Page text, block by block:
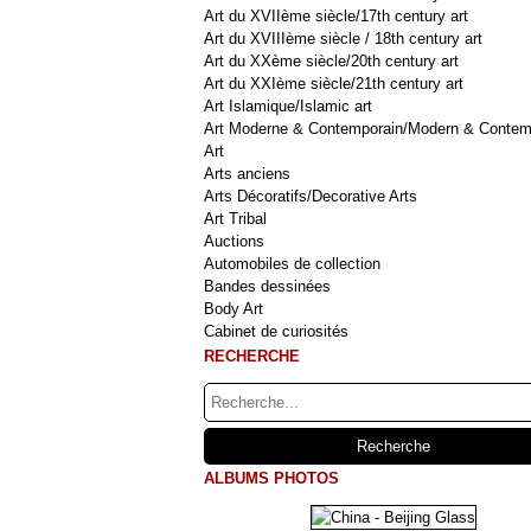
Art du XVIIème siècle/17th century art
Art du XVIIIème siècle / 18th century art
Art du XXème siècle/20th century art
Art du XXIème siècle/21th century art
Art Islamique/Islamic art
Art Moderne & Contemporain/Modern &
Art
Arts anciens
Arts Décoratifs/Decorative Arts
Art Tribal
Auctions
Automobiles de collection
Bandes dessinées
Body Art
Cabinet de curiosités
RECHERCHE
ALBUMS PHOTOS